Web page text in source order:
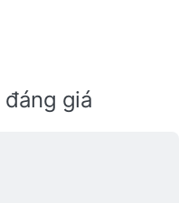
giá
4 trên 5
trên 5 sao.
5 sao.
sao. Xấu